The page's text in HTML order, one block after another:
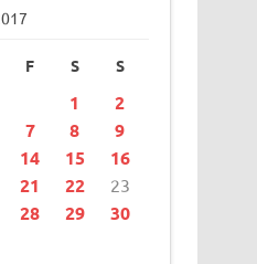
F S S
1 2
7 8
9
14 15
16
21 22 23
28 29 30